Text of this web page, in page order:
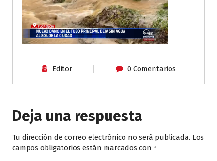
Editor 0 Comentarios
Deja una respuesta
Tu dirección de correo electrónico no será publicada. Los
campos obligatorios están marcados con *